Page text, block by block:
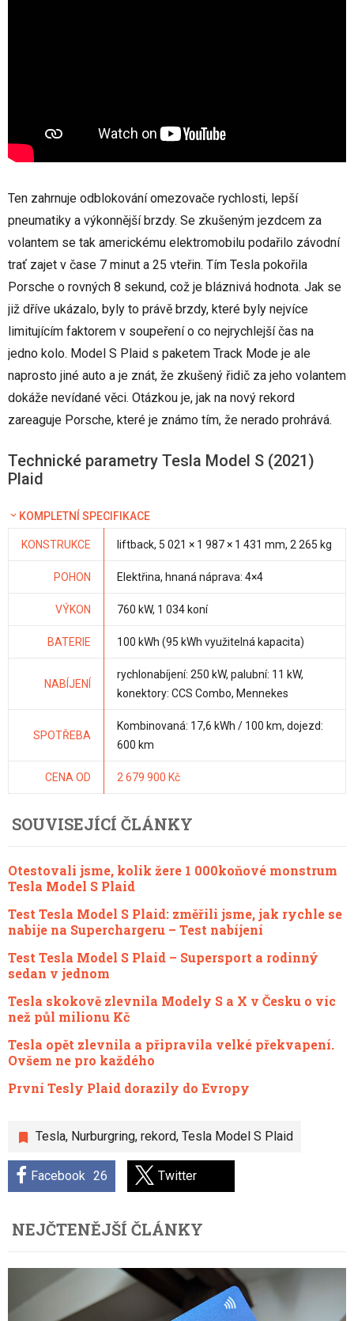
Ten zahrnuje odblokování omezovače rychlosti, lepší
pneumatiky a výkonnější brzdy. Se zkušeným jezdcem za
volantem se tak americkému elektromobilu podařilo závodní
trať zajet v čase 7 minut a 25 vteřin. Tím Tesla pokořila
Porsche o rovných 8 sekund, což je bláznivá hodnota. Jak se
již dříve ukázalo, byly to právě brzdy, které byly nejvíce
limitujícím faktorem v soupeření o co nejrychlejší čas na
jedno kolo. Model S Plaid s paketem Track Mode je ale
naprosto jiné auto a je znát, že zkušený řidič za jeho volantem
dokáže nevídané věci. Otázkou je, jak na nový rekord
zareaguje Porsche, které je známo tím, že nerado prohrává.
Technické parametry Tesla Model S (2021)
Plaid
KOMPLETNÍ SPECIFIKACE
KONSTRUKCE liftback, 5 021 × 1 987 × 1 431 mm, 2 265 kg
POHON Elektřina, hnaná náprava: 4×4
VÝKON 760 kW, 1 034 koní
BATERIE 100 kWh (95 kWh využitelná kapacita)
NABÍJENÍ
rychlonabíjení: 250 kW, palubní: 11 kW,
konektory: CCS Combo, Mennekes
SPOTŘEBA
Kombinovaná: 17,6 kWh / 100 km, dojezd:
600 km
CENA OD 2 679 900 Kč
Tesla, Nurburgring, rekord, Tesla Model S Plaid
Facebook 26 Twitter
SOUVISEJÍCÍ ČLÁNKY
Otestovali jsme, kolik žere 1 000koňové monstrum
Tesla Model S Plaid
Test Tesla Model S Plaid: změřili jsme, jak rychle se
nabije na Superchargeru – Test nabíjení
Test Tesla Model S Plaid – Supersport a rodinný
sedan v jednom
Tesla skokově zlevnila Modely S a X v Česku o víc
než půl milionu Kč
Tesla opět zlevnila a připravila velké překvapení.
Ovšem ne pro každého
První Tesly Plaid dorazily do Evropy
NEJČTENĚJŠÍ ČLÁNKY